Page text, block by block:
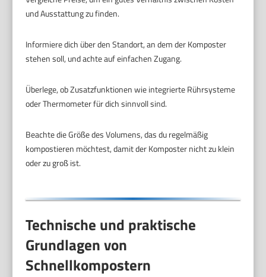
und Ausstattung zu finden.
Informiere dich über den Standort, an dem der Komposter
stehen soll, und achte auf einfachen Zugang.
Überlege, ob Zusatzfunktionen wie integrierte Rührsysteme
oder Thermometer für dich sinnvoll sind.
Beachte die Größe des Volumens, das du regelmäßig
kompostieren möchtest, damit der Komposter nicht zu klein
oder zu groß ist.
Technische und praktische
Grundlagen von
Schnellkompostern